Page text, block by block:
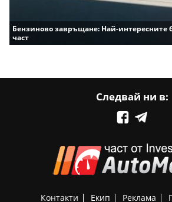
Бензиново завръщане: Най-интересните
част
Следвай ни в:
Контакти Екип Реклама